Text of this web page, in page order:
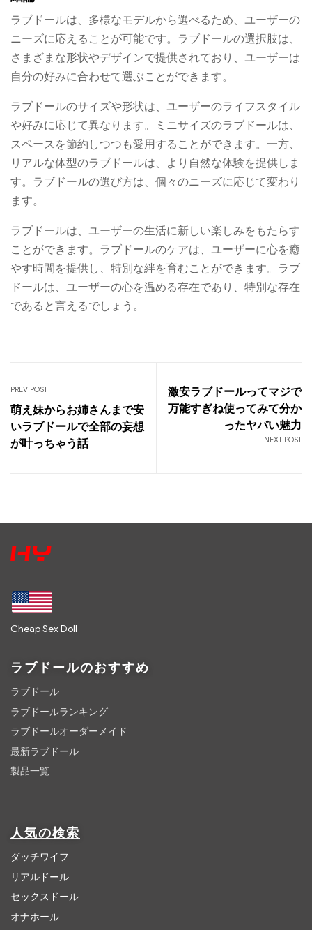
ラブドールは、多様なモデルから選べるため、ユーザーの
ニーズに応えることが可能です。ラブドールの選択肢は、
さまざまな形状やデザインで提供されており、ユーザーは
自分の好みに合わせて選ぶことができます。
ラブドールのサイズや形状は、ユーザーのライフスタイル
や好みに応じて異なります。ミニサイズのラブドールは、
スペースを節約しつつも愛用することができます。一方、
リアルな体型のラブドールは、より自然な体験を提供しま
す。ラブドールの選び方は、個々のニーズに応じて変わり
ます。
ラブドールは、ユーザーの生活に新しい楽しみをもたらす
ことができます。ラブドールのケアは、ユーザーに心を癒
やす時間を提供し、特別な絆を育むことができます。ラブ
ドールは、ユーザーの心を温める存在であり、特別な存在
であると言えるでしょう。
PREV POST
萌え妹からお姉さんまで安
いラブドールで全部の妄想
が叶っちゃう話
NEXT POST
激安ラブドールってマジで
万能すぎね使ってみて分か
ったヤバい魅力
Cheap Sex Doll
ラブドールのおすすめ
ラブドール
ラブドールランキング
ラブドールオーダーメイド
最新ラブドール
製品一覧
人気の検索
ダッチワイフ
リアルドール
セックスドール
オナホール